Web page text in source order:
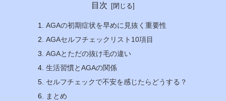
目次
AGAの初期症状を早めに見抜く重要性
AGAセルフチェックリスト10項目
AGAとただの抜け毛の違い
生活習慣とAGAの関係
セルフチェックで不安を感じたらどうする？
まとめ